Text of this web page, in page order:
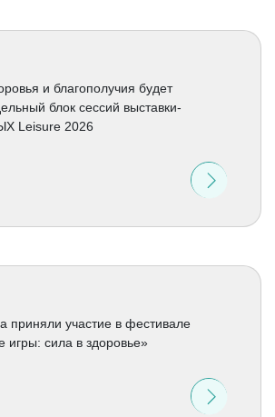
и благополучия будет
блок сессий выставки-
Leisure 2026
приняли участие в фестивале
игры: сила в здоровье»